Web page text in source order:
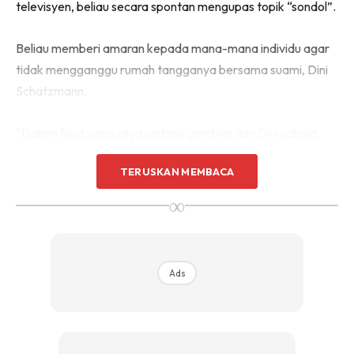
televisyen, beliau secara spontan mengupas topik “sondol”.
Beliau memberi amaran kepada mana-mana individu agar
tidak mengganggu rumah tangganya bersama suami, Dini
Schatzmann.
kebahagiaan saya, siapa berani sentuh dia, saya tak kisah
TERUSKAN MEMBACA
∞
Ads